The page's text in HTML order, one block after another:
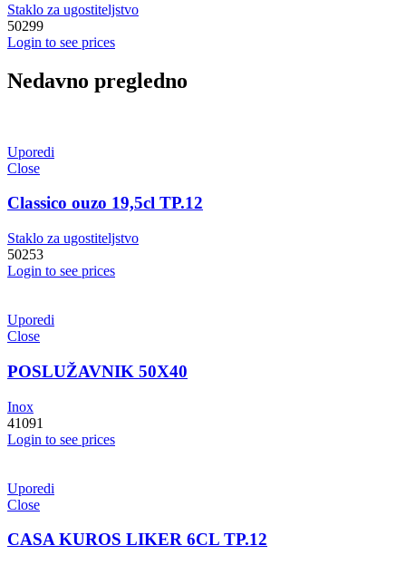
Staklo za ugostiteljstvo
50299
Login to see prices
Nedavno pregledno
Uporedi
Close
Classico ouzo 19,5cl TP.12
Staklo za ugostiteljstvo
50253
Login to see prices
Uporedi
Close
POSLUŽAVNIK 50X40
Inox
41091
Login to see prices
Uporedi
Close
CASA KUROS LIKER 6CL TP.12